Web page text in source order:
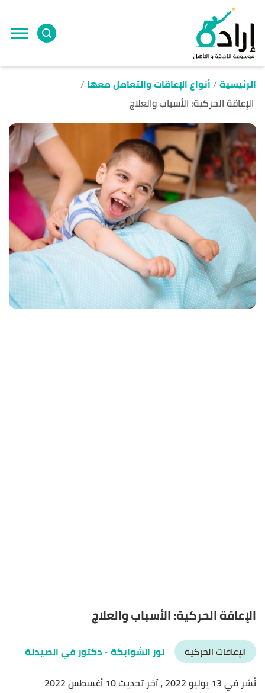
الرئيسية أنواع الإعاقات والتعامل معها
الإعاقة الحركية: الأسباب والعلاج
الإعاقة الحركية: الأسباب والعلاج
الإعاقات الحركية نور الشوابكة- دكتور في الصيدلة
نُشر في 13 يوليو 2022
، آخر تحديث 10 أغسطس 2022